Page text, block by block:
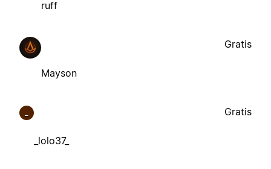
ruff
Mayson
Gratis
_lolo37_
Gratis